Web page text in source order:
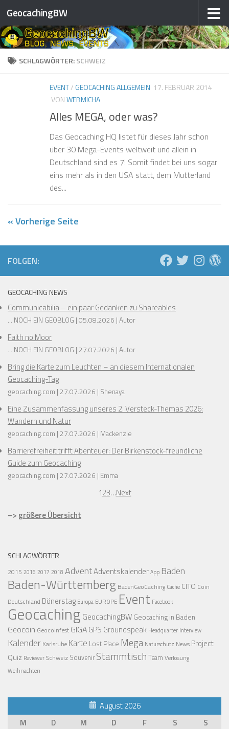
Zum Inhalt springen
GeocachingBW
SCHLAGWÖRTER:SCHWEIZ
EVENT/ GEOCACHING ALLGEMEIN 17. FEBRUAR 2014
VONWEBMICHA
Alles MEGA, oder was?
Das Geocaching HQ listet für dieses Jahr schon
über 30 Mega-Events weltweit und allein in
Deutschland sind es 7! Somit findet bei uns sogar
eins mehr als in den USA statt, dem Mutterland
des...
« Vorherige Seite
FOLGEN:
GEOCACHING NEWS
Communicabilia – ein paar Gedanken zu Shareables
... NOCH EIN GEOBLOG 05.08.2026 Autor
Faith no Moor
... NOCH EIN GEOBLOG 27.07.2026 Autor
Bring die Karte zum Leuchten – an diesem Internationalen
Geocaching-Tag
geocaching.com 27.07.2026 Shenaya
Eine Zusammenfassung unseres 2. Versteck-Themas 2026:
Wandern und Natur
geocaching.com 27.07.2026 Mackenzie
Barrierefreiheit trifft Abenteuer: Der Birkenstock-freundliche
Guide zum Geocaching
geocaching.com 27.07.2026 Emma
123…Next
–> größere Übersicht
SCHLAGWÖRTER
2015 2016 2017 2018 AdventAdventskalenderApp Baden
Baden-Württemberg BadenGeoCaching Cache CITO Coin
Deutschland Dönerstag Europa EUROPE Event Facebook
Geocaching GeocachingBW Geocaching in Baden
Geocoin Geocoinfest GIGAGPS Groundspeak Headquarter Interview
Kalender Karlsruhe Karte Lost Place Mega Naturschutz News Project
Quiz ReviewerSchweiz Souvenir Stammtisch Team Verlosung
Weihnachten
August 2026
M
D M D F S
S